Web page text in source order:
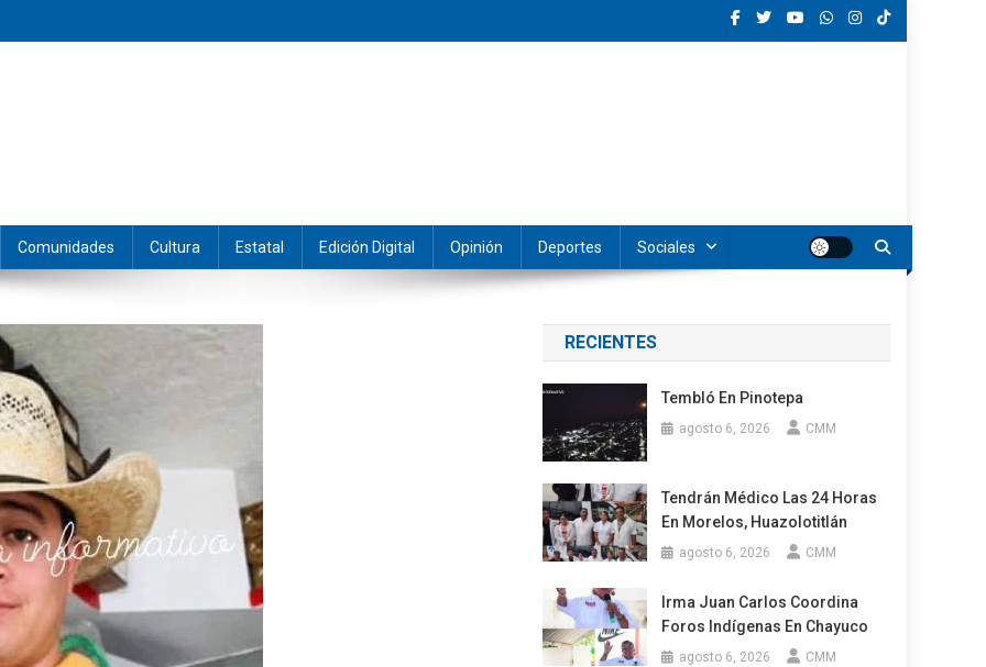
Comunidades Cultura Estatal Edición Digital Opinión Deportes Sociales
RECIENTES
Tembló En Pinotepa
agosto 6, 2026 CMM
Tendrán Médico Las 24 Horas
En Morelos, Huazolotitlán
agosto 6, 2026 CMM
Irma Juan Carlos Coordina
Foros Indígenas En Chayuco
agosto 6, 2026 CMM